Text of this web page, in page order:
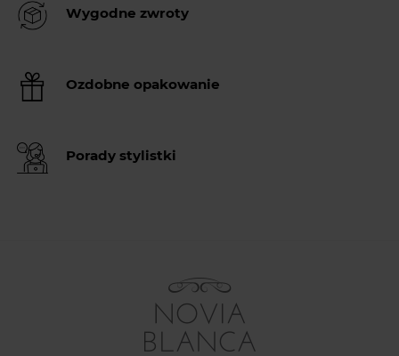
Wygodne zwroty
Ozdobne opakowanie
Porady stylistki